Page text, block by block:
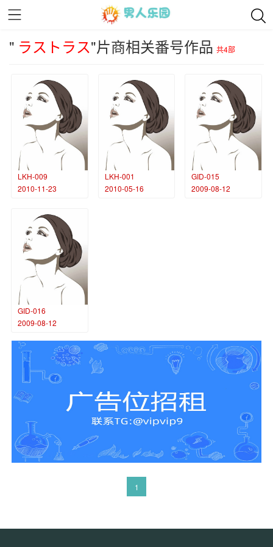
" ラストラス"片商相关番号作品 共4部
LKH-009
2010-11-23
LKH-001
2010-05-16
GID-015
2009-08-12
GID-016
2009-08-12
1